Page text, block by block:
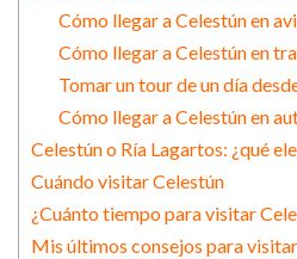
Cómo llegar a Celestún en
Cómo llegar a Celestún en
Tomar un tour de un día
Cómo llegar a Celestún en
Celestún o Ría Lagartos: ¿qué
Cuándo visitar Celestún
¿Cuánto tiempo para visitar
Mis últimos consejos para